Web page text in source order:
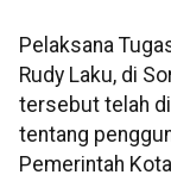
Pelaksana
Rudy Laku, di
tersebut telah
tentang
Pemerintah